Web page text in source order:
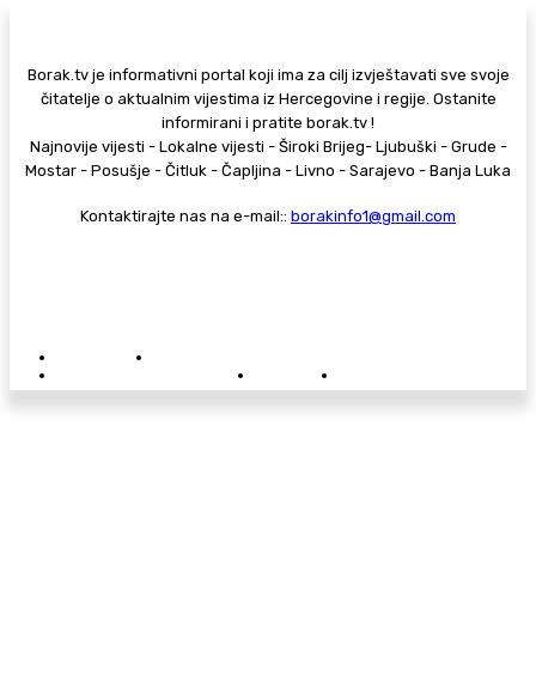
Borak.tv je informativni portal koji ima za cilj izvještavati sve svoje
čitatelje o aktualnim vijestima iz Hercegovine i regije. Ostanite
informirani i pratite borak.tv !
Najnovije vijesti - Lokalne vijesti - Široki Brijeg- Ljubuški - Grude -
Mostar - Posušje - Čitluk - Čapljina - Livno - Sarajevo - Banja Luka
Kontaktirajte nas na e-mail:: borakinfo1@gmail.com